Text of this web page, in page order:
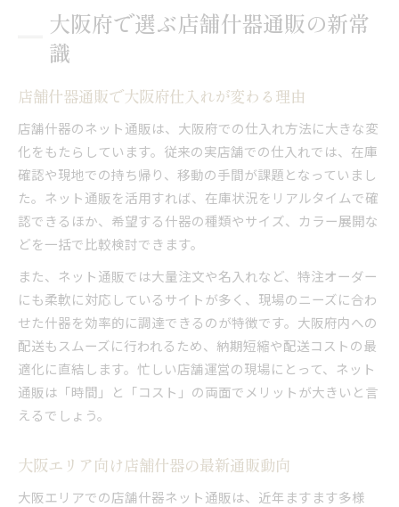
大阪のネット通販で効率的な店舗什器調達術
店舗什器仕入れにおすすめのネット通販活用
ネット通販で店舗什器仕入れが時短できる理由
店舗什器の在庫確認ならネット通販が便利
ネット通販で店舗什器の在庫確認が簡単に
店舗什器の在庫状況を即チェックできる方法
大阪府の店舗什器在庫確認は通販が早い
ネット通販活用で在庫切れリスクを回避
店舗什器の在庫確認が便利な通販サービス
効率化を目指す大阪府の店舗什器購入法
店舗什器購入の効率化はネット通販で実現
大阪府で賢く店舗什器を選ぶための手順
ネット通販で店舗什器購入の手間を削減
効率重視の店舗什器購入法と注意ポイント
大阪の仕入れ担当必見店舗什器入手テクニック
仕入れ担当が知るべき店舗什器ネット活用法
大阪府で選ぶ店舗什器通販の新常
識
店舗什器通販で大阪府仕入れが変わる理由
店舗什器のネット通販は、大阪府での仕入れ方法に大きな変
化をもたらしています。従来の実店舗での仕入れでは、在庫
確認や現地での持ち帰り、移動の手間が課題となっていまし
た。ネット通販を活用すれば、在庫状況をリアルタイムで確
認できるほか、希望する什器の種類やサイズ、カラー展開な
どを一括で比較検討できます。
また、ネット通販では大量注文や名入れなど、特注オーダー
にも柔軟に対応しているサイトが多く、現場のニーズに合わ
せた什器を効率的に調達できるのが特徴です。大阪府内への
配送もスムーズに行われるため、納期短縮や配送コストの最
適化に直結します。忙しい店舗運営の現場にとって、ネット
通販は「時間」と「コスト」の両面でメリットが大きいと言
えるでしょう。
大阪エリア向け店舗什器の最新通販動向
大阪エリアでの店舗什器ネット通販は、近年ますます多様